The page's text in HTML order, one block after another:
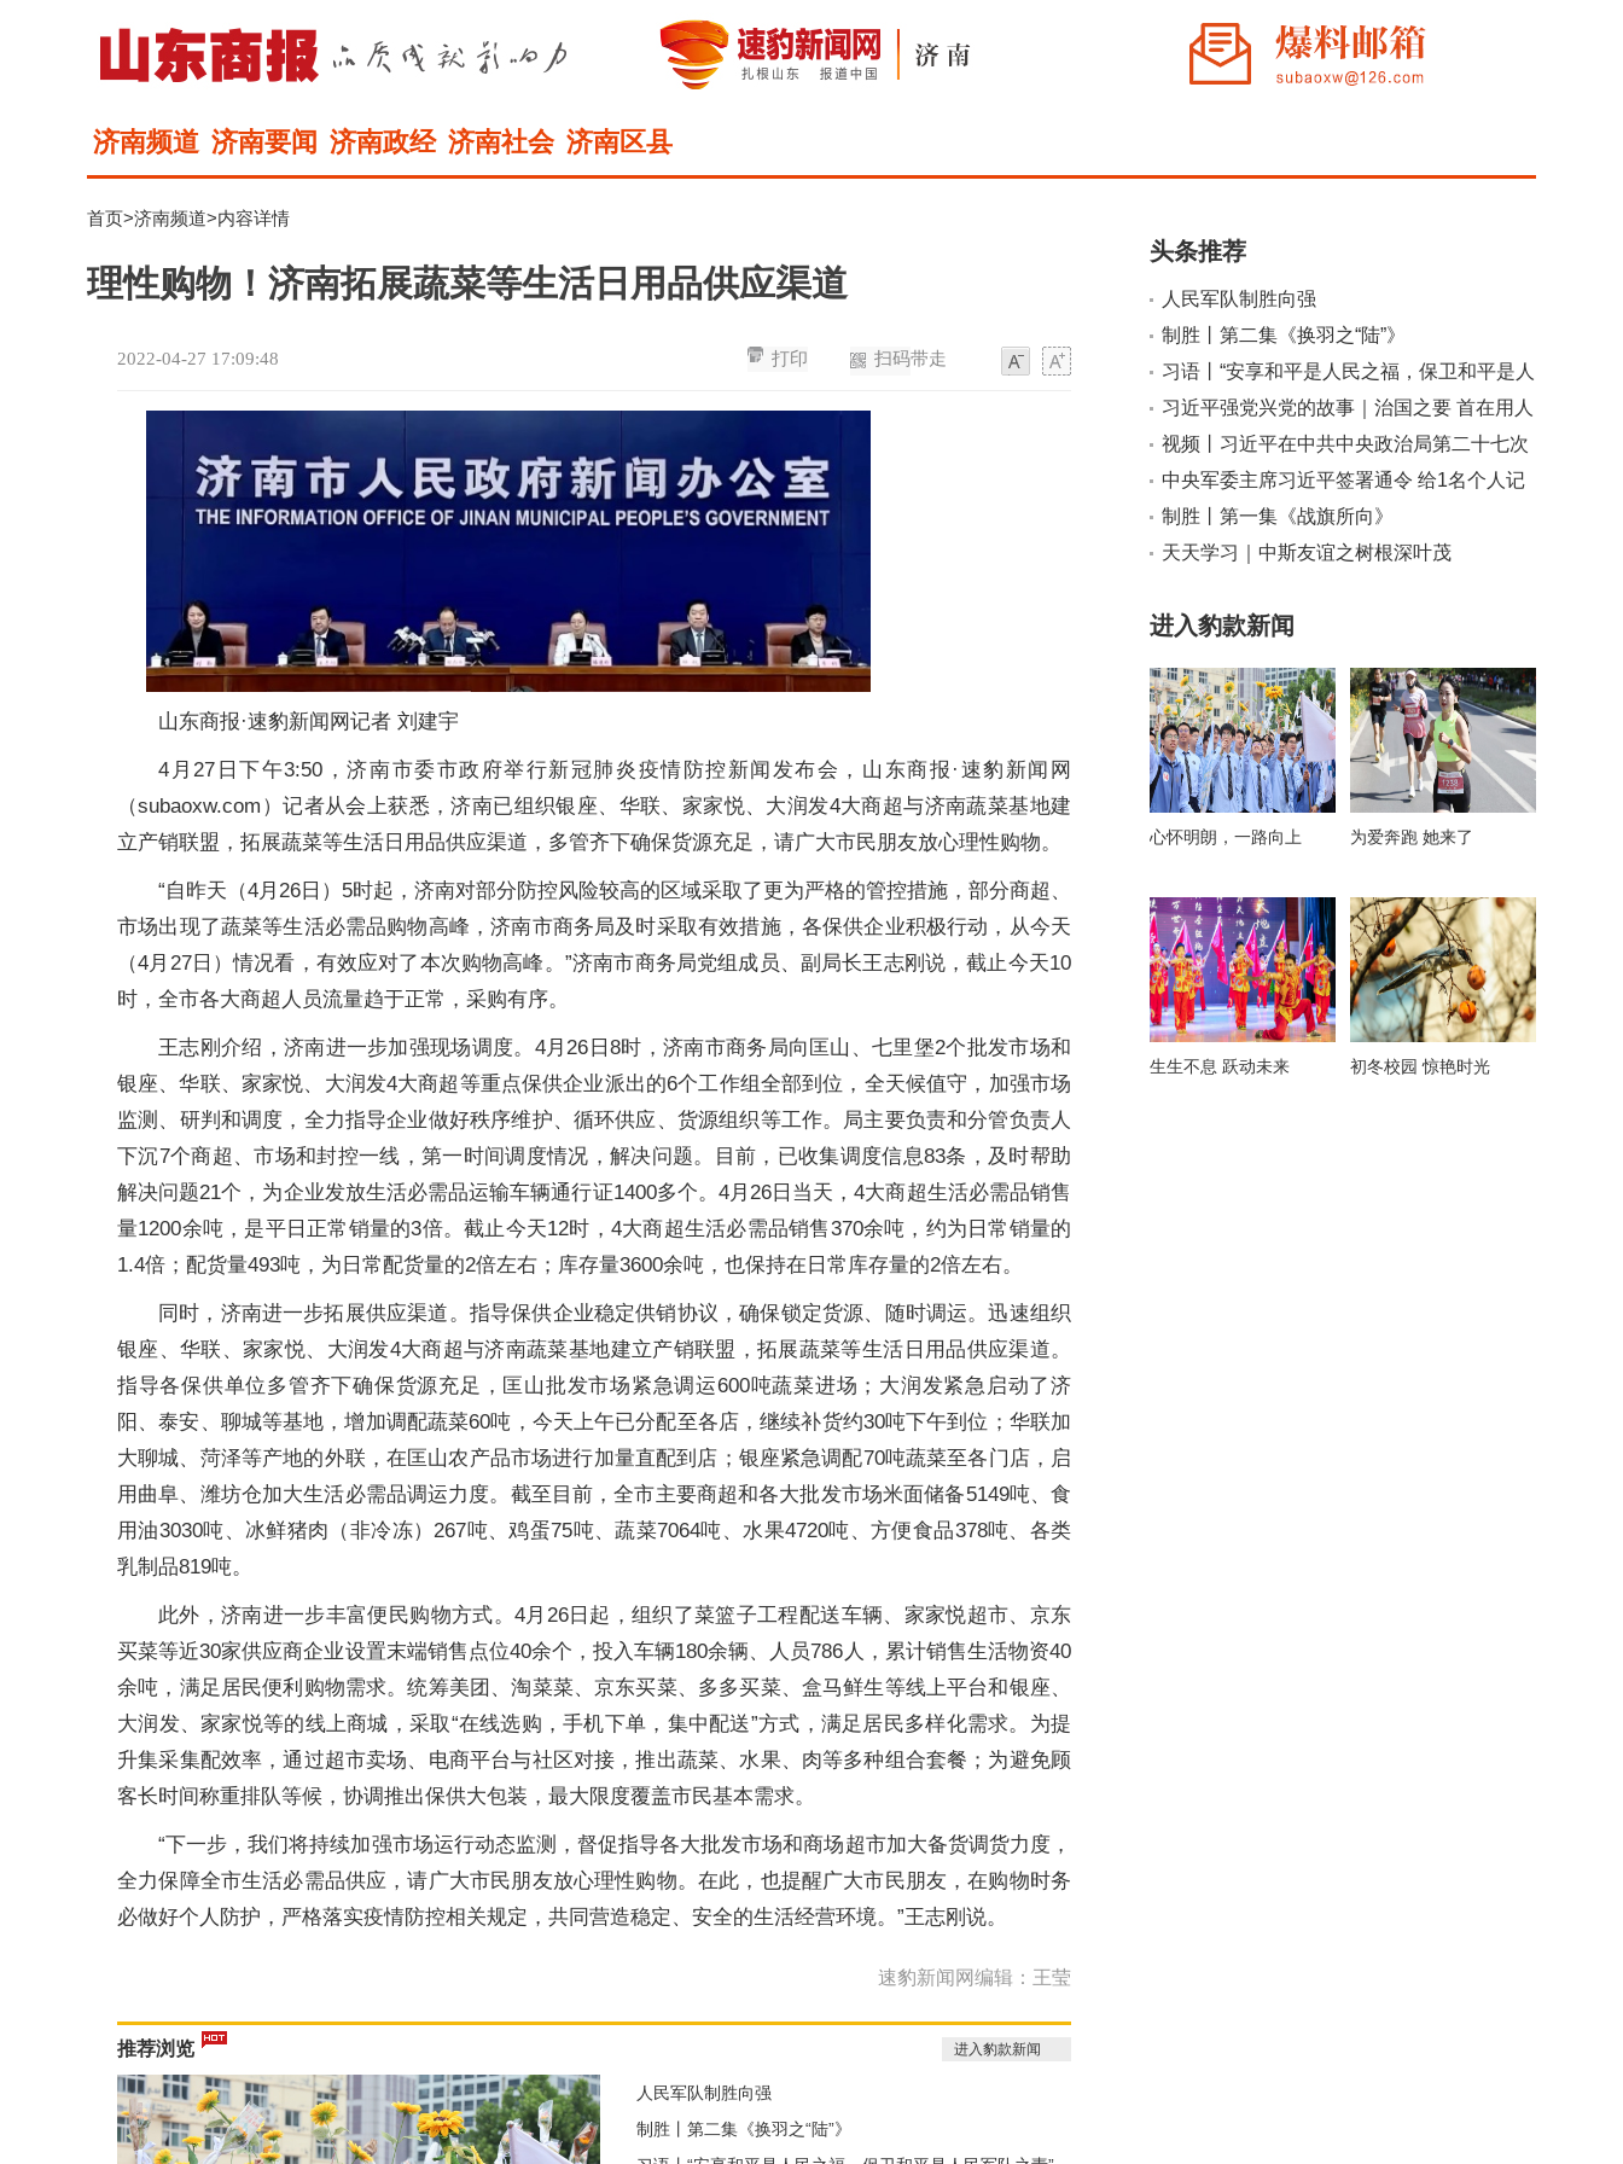
济南频道 济南要闻 济南政经 济南社会 济南区县
首页>济南频道>内容详情
理性购物！济南拓展蔬菜等生活日用品供应渠道
2022-04-27 17:09:48 扫码带走
打印
山东商报·速豹新闻网记者 刘建宇
4月27日下午3:50，济南市委市政府举行新冠肺炎疫情防控新闻发布会，山东商报·速豹新闻网
（subaoxw.com）记者从会上获悉，济南已组织银座、华联、家家悦、大润发4大商超与济南蔬菜基地建
立产销联盟，拓展蔬菜等生活日用品供应渠道，多管齐下确保货源充足，请广大市民朋友放心理性购物。
“自昨天（4月26日）5时起，济南对部分防控风险较高的区域采取了更为严格的管控措施，部分商超、
市场出现了蔬菜等生活必需品购物高峰，济南市商务局及时采取有效措施，各保供企业积极行动，从今天
（4月27日）情况看，有效应对了本次购物高峰。”济南市商务局党组成员、副局长王志刚说，截止今天10
时，全市各大商超人员流量趋于正常，采购有序。
王志刚介绍，济南进一步加强现场调度。4月26日8时，济南市商务局向匡山、七里堡2个批发市场和
银座、华联、家家悦、大润发4大商超等重点保供企业派出的6个工作组全部到位，全天候值守，加强市场
监测、研判和调度，全力指导企业做好秩序维护、循环供应、货源组织等工作。局主要负责和分管负责人
下沉7个商超、市场和封控一线，第一时间调度情况，解决问题。目前，已收集调度信息83条，及时帮助
解决问题21个，为企业发放生活必需品运输车辆通行证1400多个。4月26日当天，4大商超生活必需品销售
量1200余吨，是平日正常销量的3倍。截止今天12时，4大商超生活必需品销售370余吨，约为日常销量的
1.4倍；配货量493吨，为日常配货量的2倍左右；库存量3600余吨，也保持在日常库存量的2倍左右。
同时，济南进一步拓展供应渠道。指导保供企业稳定供销协议，确保锁定货源、随时调运。迅速组织
银座、华联、家家悦、大润发4大商超与济南蔬菜基地建立产销联盟，拓展蔬菜等生活日用品供应渠道。
指导各保供单位多管齐下确保货源充足，匡山批发市场紧急调运600吨蔬菜进场；大润发紧急启动了济
阳、泰安、聊城等基地，增加调配蔬菜60吨，今天上午已分配至各店，继续补货约30吨下午到位；华联加
大聊城、菏泽等产地的外联，在匡山农产品市场进行加量直配到店；银座紧急调配70吨蔬菜至各门店，启
用曲阜、潍坊仓加大生活必需品调运力度。截至目前，全市主要商超和各大批发市场米面储备5149吨、食
用油3030吨、冰鲜猪肉（非冷冻）267吨、鸡蛋75吨、蔬菜7064吨、水果4720吨、方便食品378吨、各类
乳制品819吨。
此外，济南进一步丰富便民购物方式。4月26日起，组织了菜篮子工程配送车辆、家家悦超市、京东
买菜等近30家供应商企业设置末端销售点位40余个，投入车辆180余辆、人员786人，累计销售生活物资40
余吨，满足居民便利购物需求。统筹美团、淘菜菜、京东买菜、多多买菜、盒马鲜生等线上平台和银座、
大润发、家家悦等的线上商城，采取“在线选购，手机下单，集中配送”方式，满足居民多样化需求。为提
升集采集配效率，通过超市卖场、电商平台与社区对接，推出蔬菜、水果、肉等多种组合套餐；为避免顾
客长时间称重排队等候，协调推出保供大包装，最大限度覆盖市民基本需求。
“下一步，我们将持续加强市场运行动态监测，督促指导各大批发市场和商场超市加大备货调货力度，
全力保障全市生活必需品供应，请广大市民朋友放心理性购物。在此，也提醒广大市民朋友，在购物时务
必做好个人防护，严格落实疫情防控相关规定，共同营造稳定、安全的生活经营环境。”王志刚说。
速豹新闻网编辑：王莹
推荐浏览 进入豹款新闻
人民军队制胜向强
制胜丨第二集《换羽之“陆”》
头条推荐
人民军队制胜向强
制胜丨第二集《换羽之“陆”》
习语丨“安享和平是人民之福，保卫和平是人
民军队之责”
习近平强党兴党的故事｜治国之要 首在用人
视频丨习近平在中共中央政治局第二十七次
集体学习时强调 强化政治引领 深化创新发
展 高质量推进国防和军队现代化
中央军委主席习近平签署通令 给1名个人记
功
制胜丨第一集《战旗所向》
天天学习｜中斯友谊之树根深叶茂
进入豹款新闻
心怀明朗，一路向上 为爱奔跑 她来了
生生不息 跃动未来 初冬校园 惊艳时光